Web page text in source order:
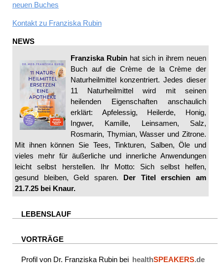
neuen Buches
Kontakt zu Franziska Rubin
NEWS
Franziska Rubin hat sich in ihrem neuen
Buch auf die Crème de la Crème der
Naturheilmittel konzentriert. Jedes dieser
11 Naturheilmittel wird mit seinen
heilenden Eigenschaften anschaulich
erklärt: Apfelessig, Heilerde, Honig,
Ingwer, Kamille, Leinsamen, Salz,
Rosmarin, Thymian, Wasser und Zitrone.
Mit ihnen können Sie Tees, Tinkturen, Salben, Öle und
vieles mehr für äußerliche und innerliche Anwendungen
leicht selbst herstellen. Ihr Motto: Sich selbst helfen,
gesund bleiben, Geld sparen. Der Titel erschien am
21.7.25 bei Knaur.
LEBENSLAUF
VORTRÄGE
Profil von Dr. Franziska Rubin bei healthSPEAKERS.de